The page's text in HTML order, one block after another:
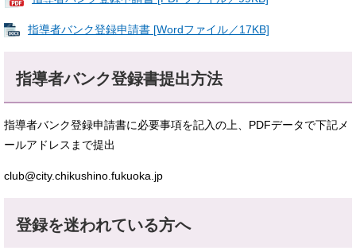
指導者バンク登録申請書 [Wordファイル／17KB]
指導者バンク登録書提出方法
指導者バンク登録申請書に必要事項を記入の上、PDFデータで下記メ
ールアドレスまで提出
club@city.chikushino.fukuoka.jp
登録を迷われている方へ